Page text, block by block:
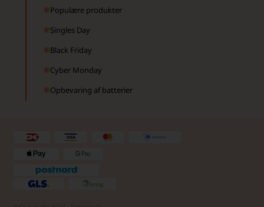
Populære produkter
Singles Day
Black Friday
Cyber Monday
Opbevaring af batterier